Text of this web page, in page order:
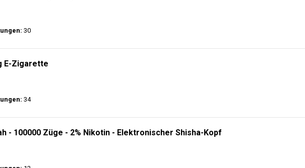
30
E-Zigarette
34
- 100000 Züge - 2% Nikotin - Elektronischer Shisha-Kopf